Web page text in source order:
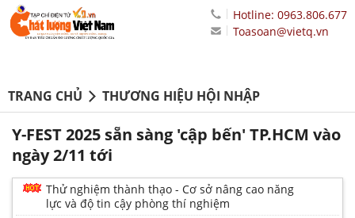
Hotline: 0963.806.677
Toasoan@vietq.vn
TRANG CHỦ THƯƠNG HIỆU HỘI NHẬP
Y-FEST 2025 sẵn sàng 'cập bến' TP.HCM vào
ngày 2/11 tới
Thử nghiệm thành thạo - Cơ sở nâng cao năng
lực và độ tin cậy phòng thí nghiệm